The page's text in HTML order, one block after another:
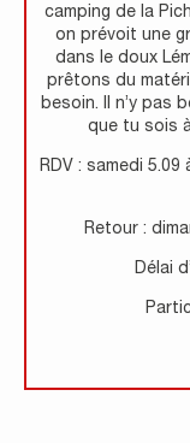
camping de la
on prévoit une
dans le doux
prêtons du
besoin. Il n’y pas
que tu sois
RDV : samedi
Retour :
Délai